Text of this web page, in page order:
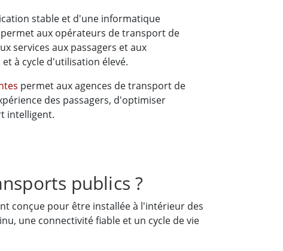
stable et d'une informatique
aux opérateurs de transport de
services aux passagers et aux
à cycle d'utilisation élevé.
permet aux agences de transport de
des passagers, d'optimiser
intelligent.
publics ?
conçue pour être installée à l'intérieur des
une connectivité fiable et un cycle de vie